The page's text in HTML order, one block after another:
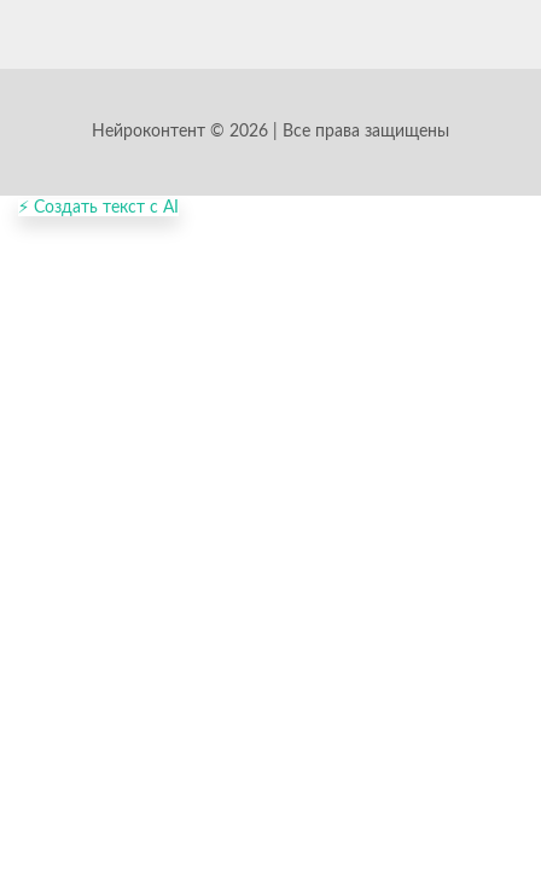
Нейроконтент © 2026 | Все права защищены
⚡ Создать текст с AI